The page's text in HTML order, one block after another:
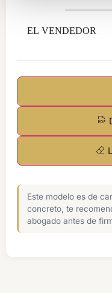
EL
Este modelo es de
concreto, te recomendamos
abogado antes de